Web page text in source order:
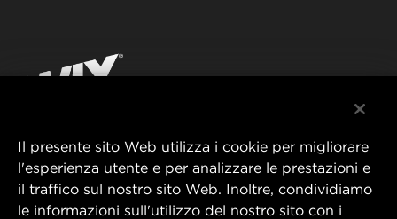
CONTATTACI
IMPRESSUM
YouTube
MANN+HUMMEL FT Poland
ul. Wrocławska 145,
Il presente sito Web utilizza i cookie per migliorare
l'esperienza utente e per analizzare le prestazioni e
il traffico sul nostro sito Web. Inoltre, condividiamo
le informazioni sull'utilizzo del nostro sito con i